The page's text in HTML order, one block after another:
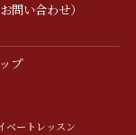
問い合わせ）
プ
ベートレッスン